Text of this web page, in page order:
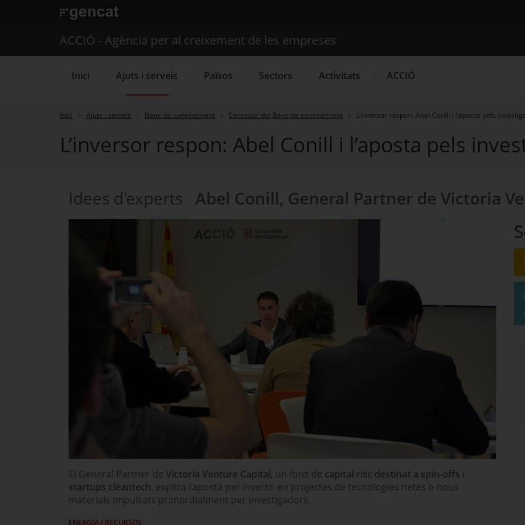
. Obre en una nova finestra.
Cercador
Serveis d'internacionalització Serveis d'innovació Convocatòries d'ajuts obertes
ACCIÓ - Agència per al creixement de les empreses
Inici Ajuts i serveis Països Sectors Activitats ACCIÓ
Inici Ajuts i serveis Banc de coneixement Cercador del Banc de coneixement L’inversor respon: Abel Conill i l’aposta pels
L’inversor respon: Abel Conill i l’aposta pels
Idees d'experts Abel Conill, General Partner de Victoria
El General Partner de Victoria Venture Capital, un fons de capital risc destinat a spin-offs i
startups cleantech, explica l’aposta per invertir en projectes de tecnologies netes o nous
materials impulsats primordialment per investigadors.
ENERGIA I RECURSOS